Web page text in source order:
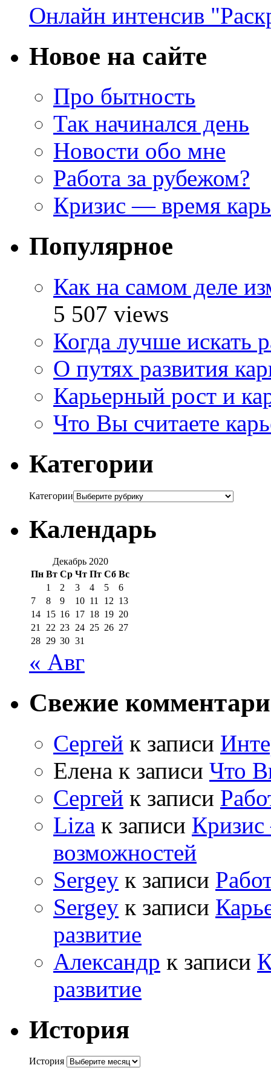
Онлайн интенсив
Новое на сайте
Про бытность
Так начинался день
Новости обо мне
Работа за рубежом?
Кризис — время
Популярное
Как на самом деле
5 507 views
Когда лучше искать
О путях развития
Карьерный рост и
Что Вы считаете
Категории
Категории
Календарь
Декабрь 2020
Пн Вт Ср Чт Пт Сб Вс
1
2 3 4 5
6
7
8 9 10 11 12 13
14 15 16 17 18 19 20
21
22 23 24 25 26 27
28 29 30 31
« Авг
Свежие
Сергей к записи
Елена к записи Что
Сергей к записи
Liza к записи
возможностей
Sergey к записи
Sergey к записи
развитие
Александр к записи
развитие
История
История